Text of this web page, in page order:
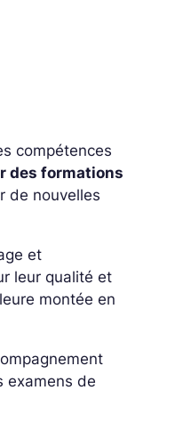
compétences
des formations
de nouvelles
et
leur qualité et
montée en
examens de